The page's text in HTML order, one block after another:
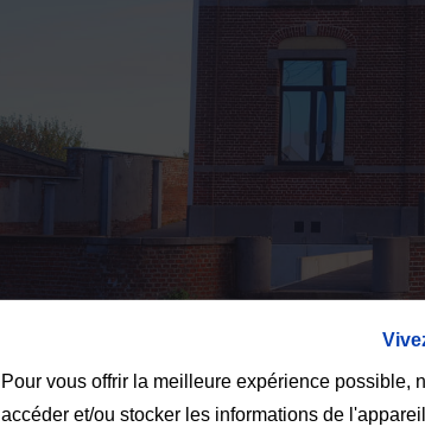
Pour vous offrir la meilleure expérience possible,
accéder et/ou stocker les informations de